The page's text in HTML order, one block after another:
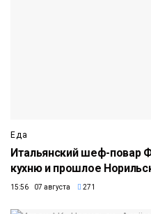
Еда
Итальянский шеф-повар
кухню и прошлое
15:56 07 августа 271